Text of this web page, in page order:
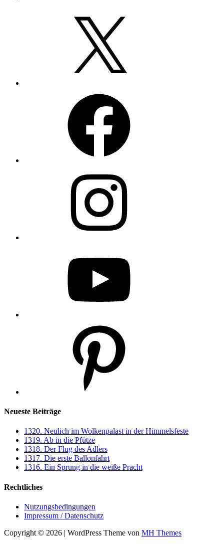
Neueste Beiträge
1320. Neulich im Wolkenpalast in der Himmelsfeste
1319. Ab in die Pfütze
1318. Der Flug des Adlers
1317. Die erste Ballonfahrt
1316. Ein Sprung in die weiße Pracht
Rechtliches
Nutzungsbedingungen
Impressum / Datenschutz
Copyright © 2026 | WordPress Theme von MH Themes